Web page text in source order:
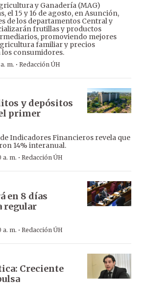
y Ganadería (MAG)
el 15 y 16 de agosto, en Asunción,
de los departamentos Central y
frutillas y productos
promoviendo mejores
familiar y precios
consumidores.
m. · Redacción ÚH
y depósitos
primer
Indicadores Financieros revela que
14% interanual.
a. m. · Redacción ÚH
en 8 días
regular
a. m. · Redacción ÚH
Creciente